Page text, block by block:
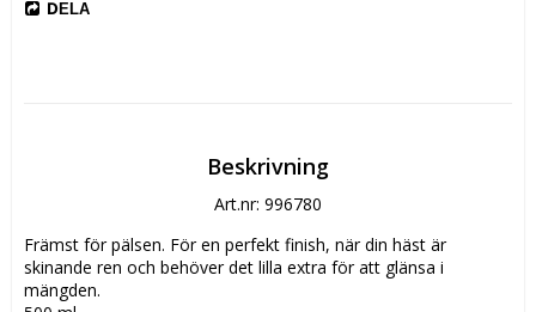
DELA
Beskrivning
Art.nr: 996780
Främst för pälsen. För en perfekt finish, när din häst är
skinande ren och behöver det lilla extra för att glänsa i
mängden.